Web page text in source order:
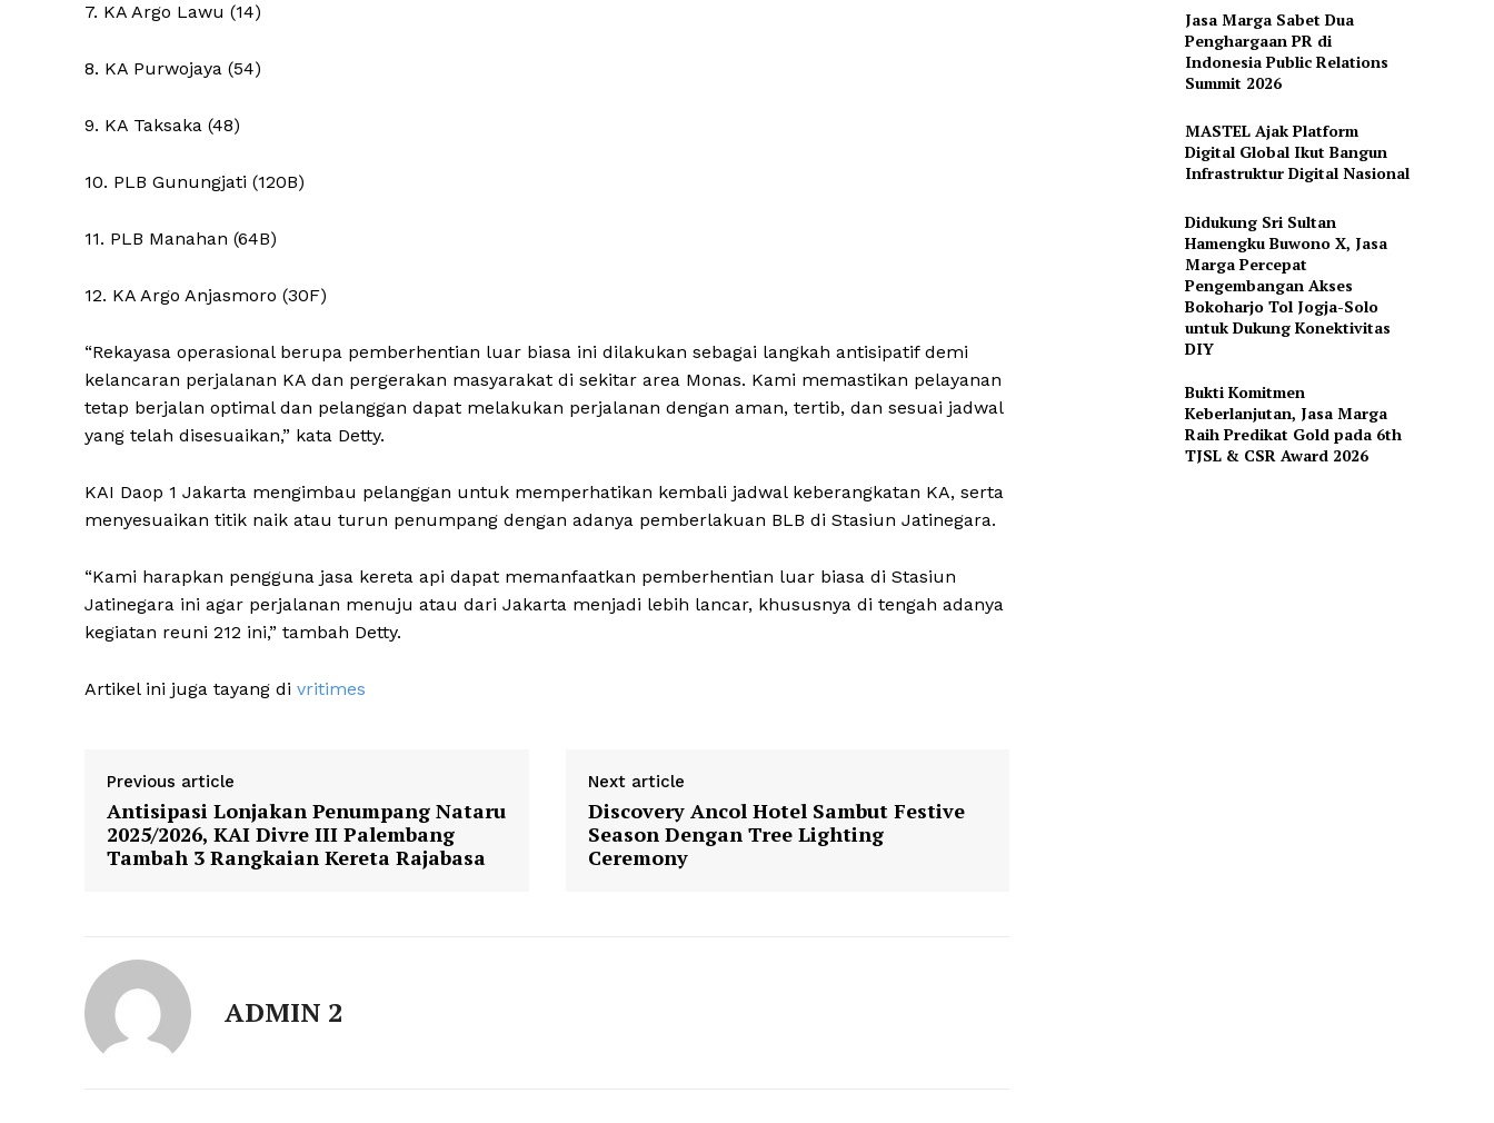
7. KA Argo Lawu (14)
8. KA Purwojaya (54)
9. KA Taksaka (48)
10. PLB Gunungjati (120B)
11. PLB Manahan (64B)
12. KA Argo Anjasmoro (30F)
“Rekayasa operasional berupa pemberhentian luar biasa ini dilakukan sebagai langkah antisipatif demi
kelancaran perjalanan KA dan pergerakan masyarakat di sekitar area Monas. Kami memastikan pelayanan
tetap berjalan optimal dan pelanggan dapat melakukan perjalanan dengan aman, tertib, dan sesuai jadwal
yang telah disesuaikan,” kata Detty.
KAI Daop 1 Jakarta mengimbau pelanggan untuk memperhatikan kembali jadwal keberangkatan KA, serta
menyesuaikan titik naik atau turun penumpang dengan adanya pemberlakuan BLB di Stasiun Jatinegara.
“Kami harapkan pengguna jasa kereta api dapat memanfaatkan pemberhentian luar biasa di Stasiun
Jatinegara ini agar perjalanan menuju atau dari Jakarta menjadi lebih lancar, khususnya di tengah adanya
kegiatan reuni 212 ini,” tambah Detty.
Artikel ini juga tayang di vritimes
Previous article
Antisipasi Lonjakan Penumpang Nataru
2025/2026, KAI Divre III Palembang
Tambah 3 Rangkaian Kereta Rajabasa
Next article
Discovery Ancol Hotel Sambut Festive
Season Dengan Tree Lighting
Ceremony
ADMIN 2
Jasa Marga Sabet Dua
Penghargaan PR di
Indonesia Public Relations
Summit 2026
MASTEL Ajak Platform
Digital Global Ikut Bangun
Infrastruktur Digital Nasional
Didukung Sri Sultan
Hamengku Buwono X, Jasa
Marga Percepat
Pengembangan Akses
Bokoharjo Tol Jogja-Solo
untuk Dukung Konektivitas
DIY
Bukti Komitmen
Keberlanjutan, Jasa Marga
Raih Predikat Gold pada 6th
TJSL & CSR Award 2026